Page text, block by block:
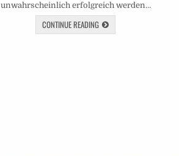
unwahrscheinlich erfolgreich werden…
CONTINUE READING